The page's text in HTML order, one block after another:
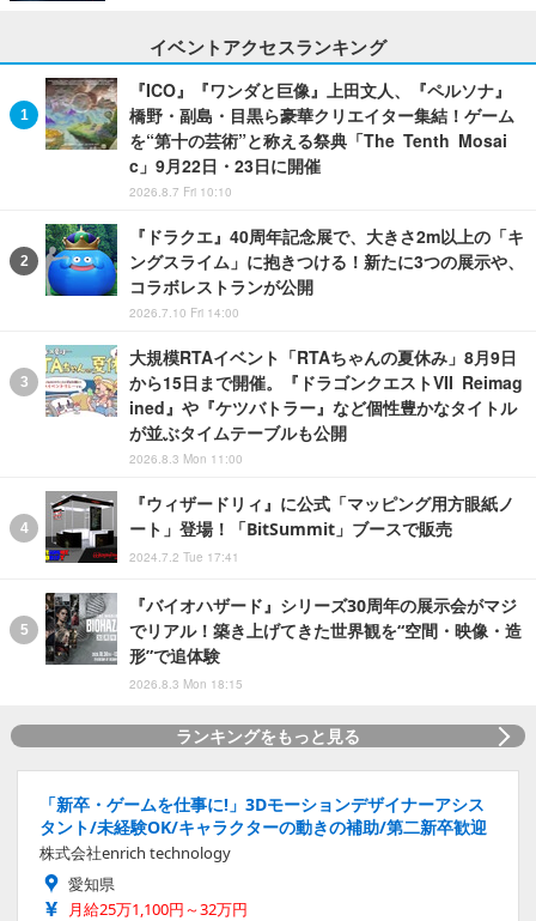
イベントアクセスランキング
『ICO』『ワンダと巨像』上田文人、『ペルソナ』
橋野・副島・目黒ら豪華クリエイター集結！ゲーム
を“第十の芸術”と称える祭典「The Tenth Mosai
c」9月22日・23日に開催
2026.8.7 Fri 10:10
『ドラクエ』40周年記念展で、大きさ2m以上の「キ
ングスライム」に抱きつける！新たに3つの展示や、
コラボレストランが公開
2026.7.10 Fri 14:00
大規模RTAイベント「RTAちゃんの夏休み」8月9日
から15日まで開催。『ドラゴンクエストVII Reimag
ined』や『ケツバトラー』など個性豊かなタイトル
が並ぶタイムテーブルも公開
2026.8.3 Mon 11:00
『ウィザードリィ』に公式「マッピング用方眼紙ノ
ート」登場！「BitSummit」ブースで販売
2024.7.2 Tue 17:41
『バイオハザード』シリーズ30周年の展示会がマジ
でリアル！築き上げてきた世界観を“空間・映像・造
形”で追体験
2026.8.3 Mon 18:15
ランキングをもっと見る
「新卒・ゲームを仕事に!」3Dモーションデザイナーアシス
タント/未経験OK/キャラクターの動きの補助/第二新卒歓迎
株式会社enrich technology
愛知県
月給25万1,100円～32万円